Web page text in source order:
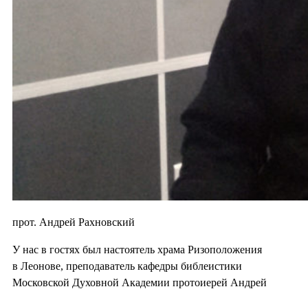
прот. Андрей Рахновский
У нас в гостях был настоятель храма Ризоположения
в Леонове, преподаватель кафедры библеистики
Московской Духовной Академии протоиерей Андрей